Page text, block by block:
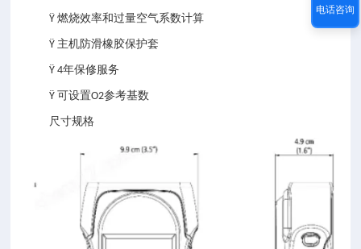
Ÿ燃烧效率和过量空气系数计算
Ÿ主机防滑橡胶保护套
Ÿ 4年保修服务
Ÿ 可设置O2参考基数
尺寸规格
电话咨询